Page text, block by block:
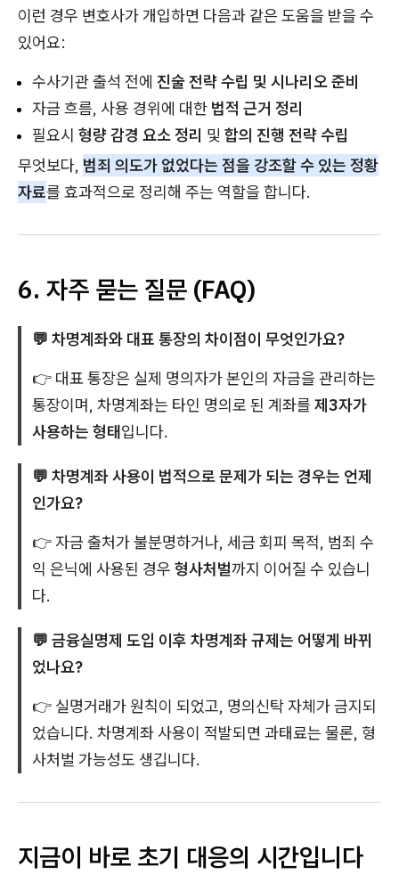
이런 경우 변호사가 개입하면 다음과 같은 도움을 받을 수
있어요:
수사기관 출석 전에 진술 전략 수립 및 시나리오 준비
자금 흐름, 사용 경위에 대한 법적 근거 정리
필요시 형량 감경 요소 정리 및 합의 진행 전략 수립
무엇보다, 범죄 의도가 없었다는 점을 강조할 수 있는 정황
자료를 효과적으로 정리해 주는 역할을 합니다.
6. 자주 묻는 질문 (FAQ)
💬 차명계좌와 대표 통장의 차이점이 무엇인가요?
👉 대표 통장은 실제 명의자가 본인의 자금을 관리하는
통장이며, 차명계좌는 타인 명의로 된 계좌를 제3자가
사용하는 형태입니다.
💬 차명계좌 사용이 법적으로 문제가 되는 경우는 언제
인가요?
👉 자금 출처가 불분명하거나, 세금 회피 목적, 범죄 수
익 은닉에 사용된 경우 형사처벌까지 이어질 수 있습니
다.
💬 금융실명제 도입 이후 차명계좌 규제는 어떻게 바뀌
었나요?
👉 실명거래가 원칙이 되었고, 명의신탁 자체가 금지되
었습니다. 차명계좌 사용이 적발되면 과태료는 물론, 형
사처벌 가능성도 생깁니다.
지금이 바로 초기 대응의 시간입니다